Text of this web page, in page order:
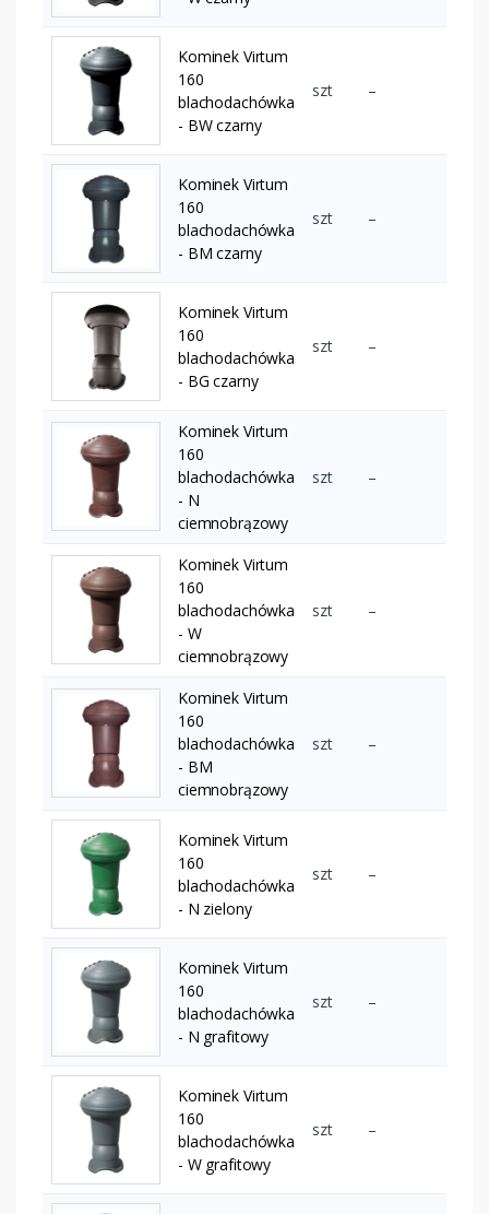
Kominek Virtum
160
blachodachówka
- BW czarny
szt –
Kominek Virtum
160
blachodachówka
- BM czarny
szt –
Kominek Virtum
160
blachodachówka
- BG czarny
szt –
Kominek Virtum
160
blachodachówka
- N
ciemnobrązowy
szt –
Kominek Virtum
160
blachodachówka
- W
ciemnobrązowy
szt –
Kominek Virtum
160
blachodachówka
- BM
ciemnobrązowy
szt –
Kominek Virtum
160
blachodachówka
- N zielony
szt –
Kominek Virtum
160
blachodachówka
- N grafitowy
szt –
Kominek Virtum
160
blachodachówka
- W grafitowy
szt –